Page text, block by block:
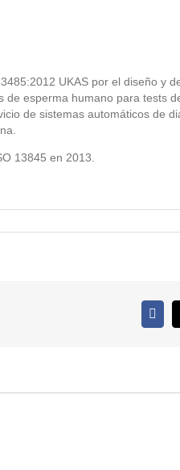
UKAS por el diseño y
de esperma humano para tests
de sistemas automáticos de
13845 en 2013.